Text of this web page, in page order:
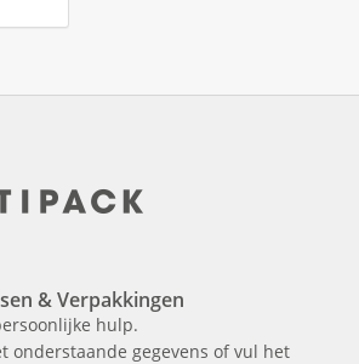
& Verpakkingen
hulp.
onderstaande gegevens of vul het